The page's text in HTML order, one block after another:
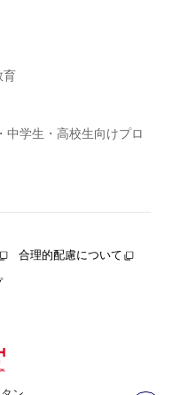
育
中学生・高校生向けプロ
合理的配慮について